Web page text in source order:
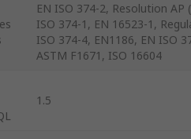
EN ISO 374-2, Resolution AP
ISO 374-1, EN 16523-1,
ISO 374-4, EN1186, EN ISO
ASTM F1671, ISO 16604
1.5